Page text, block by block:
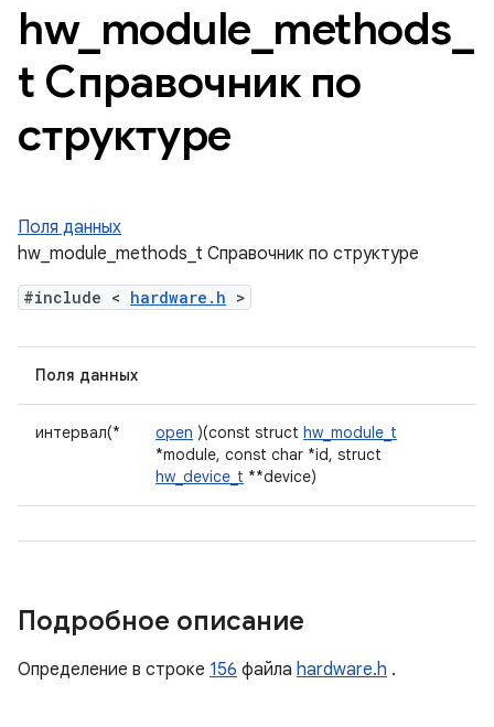
hw_ module methods
t Справочник по
структуре
Поля данных
hw_module_methods_t Справочник по структуре
#include < hardware.h >
Поля данных
интервал(* open )(const struct hw_module_t
*module, const char *id, struct
hw_device_t **device)
Подробное описание
Определение в строке 156 файла hardware.h .